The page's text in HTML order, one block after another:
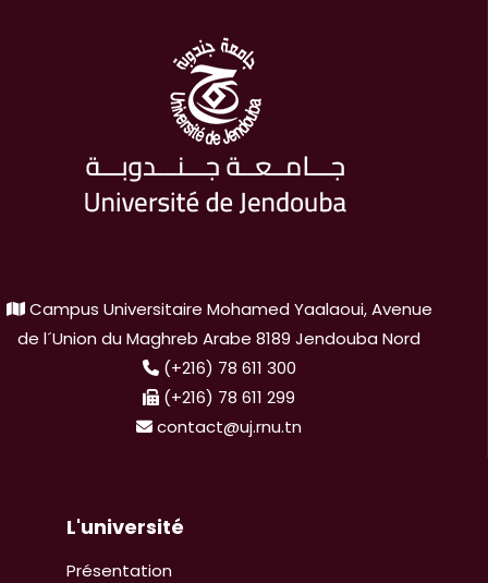
Campus Universitaire Mohamed Yaalaoui, Avenue
de l´Union du Maghreb Arabe 8189 Jendouba Nord
(+216) 78 611 300
(+216) 78 611 299
contact@uj.rnu.tn
L'université
Présentation